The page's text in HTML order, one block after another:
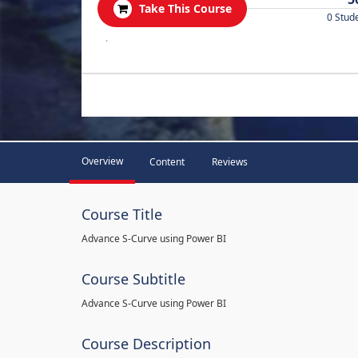
Take This Course
0
.
Overview Content Reviews
Course Title
Advance S-Curve using Power BI
Course Subtitle
Advance S-Curve using Power BI
Course Description